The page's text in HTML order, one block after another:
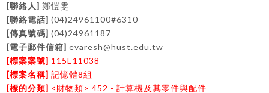
[聯絡人] 鄭愷雯
[聯絡電話] (04)24961100#6310
[傳真號碼] (04)24961187
[電子郵件信箱] evaresh@hust.edu.tw
[標案案號] 115E11038
[標案名稱]記憶體8組
[標的分類] < 財物類 > 452 -計算機及其零件與配件